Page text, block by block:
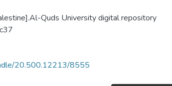
Quds University digital repository
20.500.12213/8555